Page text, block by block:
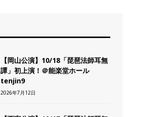
【岡山公演】10/18「琵琶法師耳無
譚」初上演！＠能楽堂ホール
tenjin9
2026年7月12日